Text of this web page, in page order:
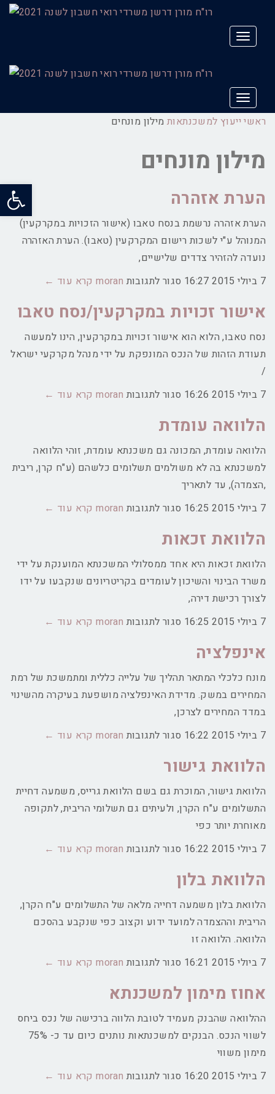
תפריט
תפריט
ראשי ייעוץ למשכנתאות מילון מונחים
מילון מונחים
הערת אזהרה
הערת אזהרה נרשמת בנסח טאבו (אישור הזכויות במקרקעין)
המנוהל ע"י לשכות רישום המקרקעין (טאבו). הערת האזהרה
נועדה להזהיר צדדים שלישיים,
7 ביולי 2015
16:27 סגור לתגובותעל
אזהרה
moran קרא עוד ←
אישור זכויות במקרקעין/נסח טאבו
נסח טאבו, הלוא הוא אישור זכויות במקרקעין, הינו למעשה
תעודת הזהות של הנכס המונפקת על ידי מנהל מקרקעי ישראל
/
7 ביולי 2015
16:26 סגור לתגובותעל
במקרקעין/נסח
טאבו
moran קרא עוד ←
הלוואה עומדת
הלוואה עומדת, המכונה גם משכנתא עומדת, זוהי הלוואה
למשכנתא בה לא משולמים תשלומים כלשהם (ע"ח קרן, ריבית
,הצמדה), עד לתאריך
7 ביולי 2015
16:25 סגור לתגובותעל
moran קרא עוד ←
הלוואת זכאות
הלוואת זכאות היא אחד ממסלולי המשכנתא המוענקת על ידי
משרד הבינוי והשיכון לעומדים בקריטריונים שנקבעו על ידו
לצורך רכישת דירה,
7 ביולי 2015
16:25 סגור לתגובותעל
moran קרא עוד ←
אינפלציה
מונח כלכלי המתאר תהליך של עלייה כללית ומתמשכת של רמת
המחירים במשק. מדידת האינפלציה מושפעת בעיקרה מהשינוי
במדד המחירים לצרכן,
7 ביולי 2015
16:22 סגור לתגובותעל
moran קרא עוד ←
הלוואת גישור
הלוואת גישור, המוכרת גם בשם הלוואת גרייס, משמעה דחיית
התשלומים ע"ח הקרן, ולעיתים גם תשלומי הריבית, לתקופה
מאוחרת יותר כפי
7 ביולי 2015
16:22 סגור לתגובותעל
moran קרא עוד ←
הלוואת בלון
הלוואת בלון משמעה דחייה מלאה של התשלומים ע"ח הקרן,
הריבית וההצמדה למועד ידוע וקצוב כפי שנקבע בהסכם
הלוואה. הלוואה זו
7 ביולי 2015
16:21 סגור לתגובותעל
בלון
moran קרא עוד ←
אחוז מימון למשכנתא
ההלוואה שהבנק מעמיד לטובת הלווה ברכישה של נכס ביחס
לשווי הנכס. הבנקים למשכנתאות נותנים כיום עד כ- 75%
מימון משווי
7 ביולי 2015
16:20 סגור לתגובותעל
moran קרא עוד ←
פתח